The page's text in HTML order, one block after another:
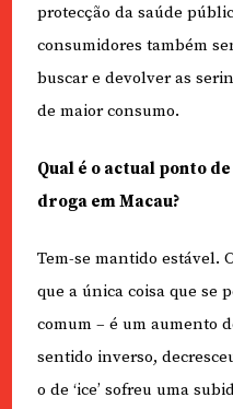
protecção da saúde
consumidores também
buscar e devolver as
de maior consumo.
Qual é o actual ponto
droga em Macau?
Tem-se mantido estável.
que a única coisa que se
comum – é um aumento
sentido inverso,
o de ‘ice’ sofreu uma